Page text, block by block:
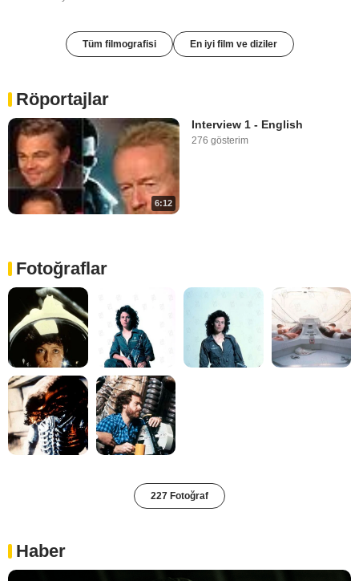
Tüm filmografisi En iyi film ve diziler
Röportajlar
6:12
Interview 1 - English
276 gösterim
Fotoğraflar
227 Fotoğraf
Haber